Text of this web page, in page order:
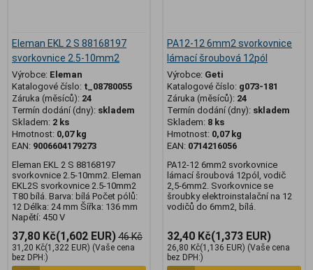
Eleman EKL 2 S 88168197
svorkovnice 2.5-10mm2
Výrobce: Eleman
Katalogové číslo: t_08780055
Záruka (měsíců): 24
Termín dodání (dny): skladem
Skladem: 2 ks
Hmotnost: 0,07 kg
EAN: 9006604179273
Eleman EKL 2 S 88168197
svorkovnice 2.5-10mm2. Eleman
EKL2S svorkovnice 2.5-10mm2
T80 bílá. Barva: bílá Počet pólů:
12 Délka: 24 mm Šířka: 136 mm
Napětí: 450 V
37,80 Kč(1,602 EUR)46 Kč
31,20 Kč(1,322 EUR) (Vaše cena
bez DPH:)
PA12-12 6mm2 svorkovnice
lámací šroubová 12pól
Výrobce: Geti
Katalogové číslo: g073-181
Záruka (měsíců): 24
Termín dodání (dny): skladem
Skladem: 8 ks
Hmotnost: 0,07 kg
EAN: 0714216056
PA12-12 6mm2 svorkovnice
lámací šroubová 12pól, vodič
2,5-6mm2. Svorkovnice se
šroubky elektroinstalační na 12
vodičů do 6mm2, bílá.
32,40 Kč(1,373 EUR)
26,80 Kč(1,136 EUR) (Vaše cena
bez DPH:)